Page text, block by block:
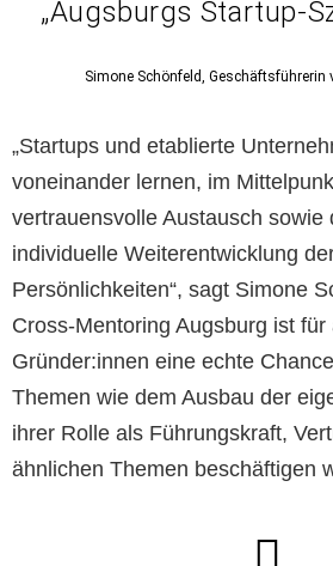
„Augsburgs Startup-
Simone Schönfeld, Geschäftsführerin
„Startups und etablierte
voneinander lernen, im
vertrauensvolle Austausch sowie
individuelle Weiterentwicklung
Persönlichkeiten“, sagt Simone
Cross-Mentoring Augsburg ist für
Gründer:innen eine echte
Themen wie dem Ausbau der
ihrer Rolle als Führungskraft,
ähnlichen Themen beschäftigen